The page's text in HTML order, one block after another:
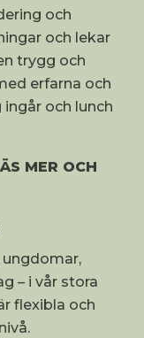
och
och lekar
trygg och
erfarna och
och lunch
MER OCH
ungdomar,
– i vår stora
flexibla och